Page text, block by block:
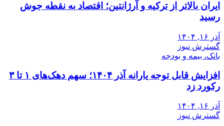
ایران بالاتر از ترکیه و آرژانتین؛ اقتصاد به نقطه جوش
رسید
آذر ۱۶, ۱۴۰۴
گسترش نیوز
بانک، بیمه و بودجه
افزایش قابل توجه یارانه آذر ۱۴۰۴؛ سهم دهک‌های ۱ تا ۳
رکورد زد
آذر ۱۶, ۱۴۰۴
گسترش نیوز